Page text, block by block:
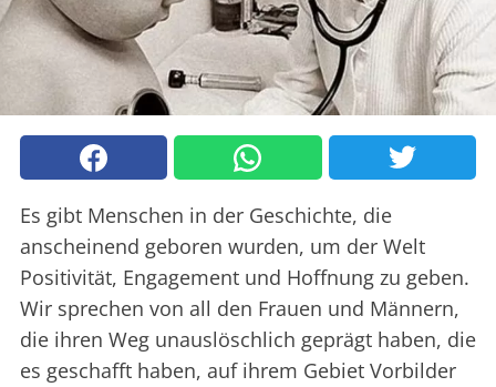
Es gibt Menschen in der Geschichte, die
anscheinend geboren wurden, um der Welt
Positivität, Engagement und Hoffnung zu geben.
Wir sprechen von all den Frauen und Männern,
die ihren Weg unauslöschlich geprägt haben, die
es geschafft haben, auf ihrem Gebiet Vorbilder